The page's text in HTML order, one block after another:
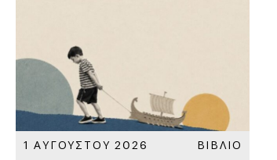
1 ΑΥΓΟΥΣΤΟΥ 2026 ΒΙΒΛΙΟ